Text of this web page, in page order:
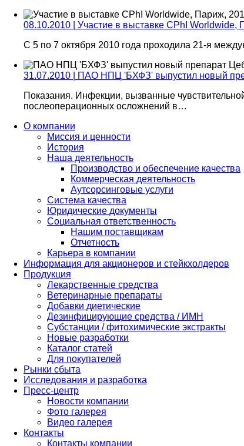
08.10.2010 | Участие в выставке CPhI Worldwide,
С 5 по 7 октября 2010 года проходила 21-я
31.07.2010 | ПАО НПЦ 'БХФЗ' выпустил новый
Показания. Инфекции, вызванные
послеоперационных осложнений в…
О компании
Миссия и ценности
История
Наша деятельность
Производство и обеспечение качества
Коммерческая деятельность
Аутсорсинговые услуги
Система качества
Юридические документы
Социальная ответственность
Нашим поставщикам
Отчетность
Карьера в компании
Информация для акционеров и стейкхолдеров
Продукция
Лекарственные средства
Ветеринарные препараты
Добавки диетические
Дезинфицирующие средства / ИМН
Субстанции / фитохимические экстракты
Новые разработки
Каталог статей
Для покупателей
Рынки сбыта
Исследования и разработка
Пресс-центр
Новости компании
Фото галерея
Видео галерея
Контакты
Контакты компании